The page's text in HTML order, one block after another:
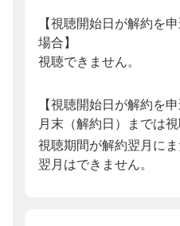
【視聴開始日が解約を
場合】
視聴できません。
【視聴開始日が解約を
月末（解約日）までは視
視聴期間が解約翌月に
翌月はできません。